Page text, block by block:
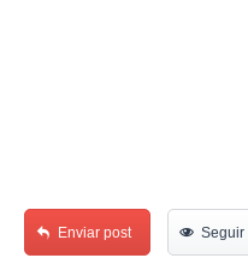
Enviar post Seguir